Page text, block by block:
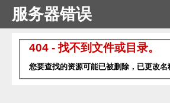
服务器错误
404 - 找不到文件或目录。
您要查找的资源可能已被删除，已更改名